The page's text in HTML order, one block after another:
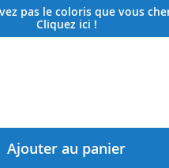
pas le coloris que vous
Cliquez ici !
Ajouter au panier